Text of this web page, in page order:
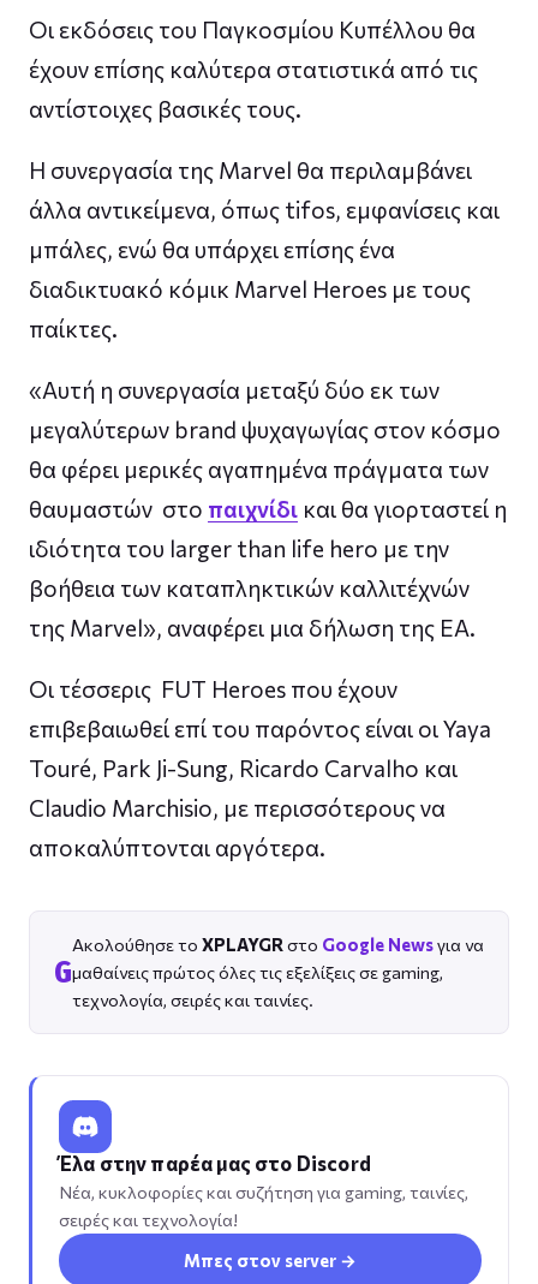
Οι εκδόσεις του Παγκοσμίου Κυπέλλου θα
έχουν επίσης καλύτερα στατιστικά από τις
αντίστοιχες βασικές τους.
Η συνεργασία της Marvel θα περιλαμβάνει
άλλα αντικείμενα, όπως tifos, εμφανίσεις και
μπάλες, ενώ θα υπάρχει επίσης ένα
διαδικτυακό κόμικ Marvel Heroes με τους
παίκτες.
«Αυτή η συνεργασία μεταξύ δύο εκ των
μεγαλύτερων brand ψυχαγωγίας στον κόσμο
θα φέρει μερικές αγαπημένα πράγματα των
θαυμαστών στο παιχνίδι και θα γιορταστεί η
ιδιότητα του larger than life hero με την
βοήθεια των καταπληκτικών καλλιτέχνών
της Marvel», αναφέρει μια δήλωση της EA.
Οι τέσσερις FUT Heroes που έχουν
επιβεβαιωθεί επί του παρόντος είναι οι Yaya
Touré, Park Ji-Sung, Ricardo Carvalho και
Claudio Marchisio, με περισσότερους να
αποκαλύπτονται αργότερα.
G
Ακολούθησε το XPLAYGR στο Google Newsγια να
μαθαίνεις πρώτος όλες τις εξελίξεις σε gaming,
τεχνολογία, σειρές και ταινίες.
Έλα στην παρέα μας στο Discord
Νέα, κυκλοφορίες και συζήτηση για gaming, ταινίες,
σειρές και τεχνολογία!
Μπες στον server →